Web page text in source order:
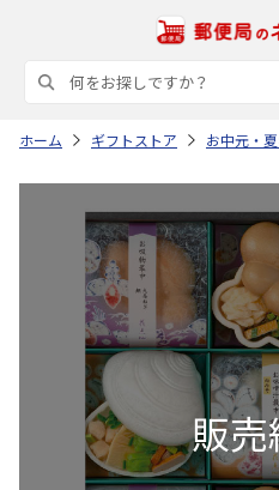
ホーム ギフトストア お中元・